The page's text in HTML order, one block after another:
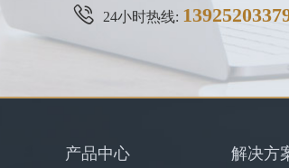
24小时热线:
产品中心 解决方